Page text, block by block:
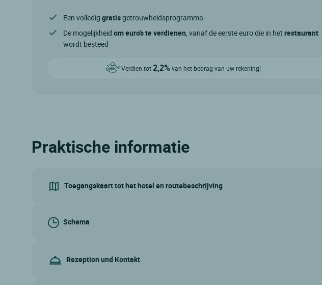
Een volledig gratisgetrouwheidsprogramma
De mogelijkheid om euro's te verdienen, vanaf de eerste euro die in het restaurant
wordt besteed
Verdien tot2,2% van het bedrag van uw rekening!
Praktische informatie
Toegangskaart tot het hotel en routebeschrijving
Schema
Rezeption und Kontakt